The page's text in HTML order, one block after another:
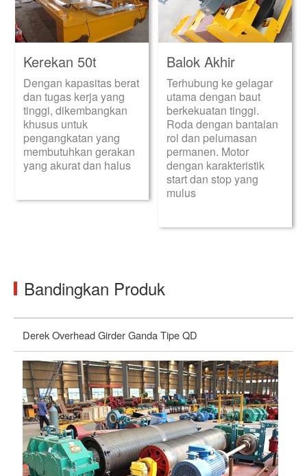
Kerekan 50t
Dengan kapasitas berat
dan tugas kerja yang
tinggi, dikembangkan
khusus untuk
pengangkatan yang
membutuhkan gerakan
yang akurat dan halus
Balok Akhir
Terhubung ke gelagar
utama dengan baut
berkekuatan tinggi.
Roda dengan bantalan
rol dan pelumasan
permanen. Motor
dengan karakteristik
start dan stop yang
mulus
Bandingkan Produk
Derek Overhead Girder Ganda Tipe QD